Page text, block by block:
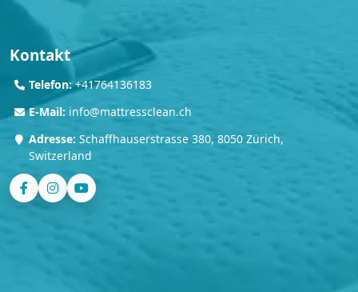
Kontakt
Telefon: +41764136183
E-Mail: info@mattressclean.ch
Adresse: Schaffhauserstrasse 380, 8050 Zürich,
Switzerland